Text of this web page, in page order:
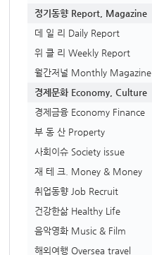
정기동향 Report, Magazine
데 일 리 Daily Report
위 클 리 Weekly Report
월간저널 Monthly Magazine
경제문화 Economy, Culture
경제금융 Economy Finance
부 동 산 Property
사회이슈 Society issue
재 테 크. Money & Money
취업동향 Job Recruit
건강한삶 Healthy Life
음악영화 Music & Film
해외여행 Oversea travel